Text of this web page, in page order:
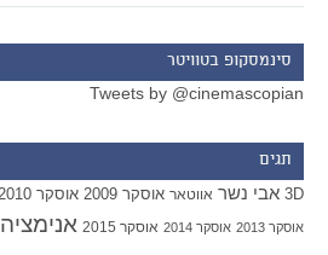
סינמסקופ בטוויטר
Tweets by @cinemascopian
תגים
3D אבי נשר אווטאר אוסקר 2009 אוסקר 2010
אוסקר 2013 אוסקר 2014 אוסקר 2015 אנימציה